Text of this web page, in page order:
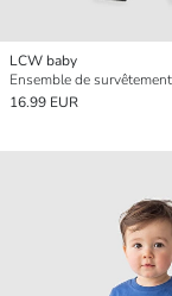
LCW baby
16.99 EUR